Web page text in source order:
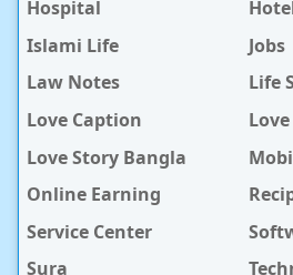
Hospital
Islami Life
Jobs
Law Notes
Life
Love Caption
Love Story Bangla
Online Earning
Service Center
Sura